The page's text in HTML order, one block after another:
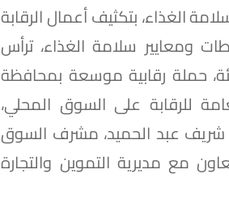
الغذاء، بتكثيف أعمال الرقابة
ومعايير سلامة الغذاء، ترأس
حملة رقابية موسعة بمحافظة
للرقابة على السوق المحلي،
شريف عبد الحميد، مشرف السوق
مع مديرية التموين والتجارة